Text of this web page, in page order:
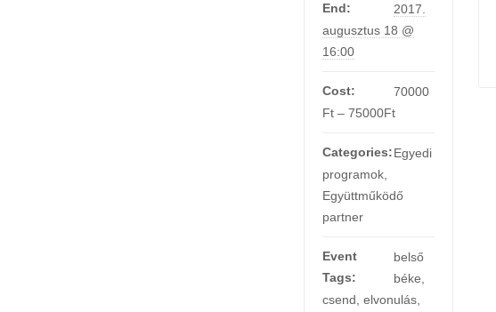
End:
2017.
augusztus 18 @
16:00
Cost:
70000
Ft – 75000Ft
Categories:Egyedi
programok
Együttműködő
partner
Event
Tags:
belső
béke
csend elvonulás